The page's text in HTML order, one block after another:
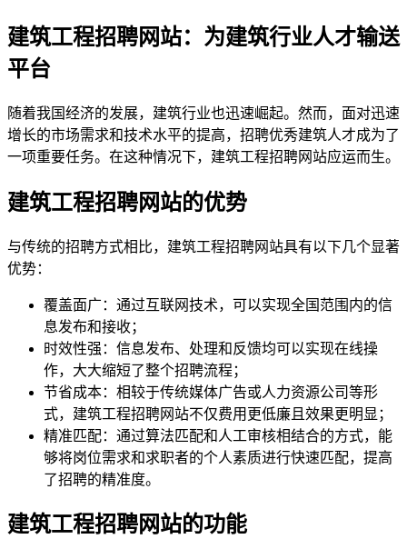
建筑工程招聘网站：为建筑行业人才输送
平台
随着我国经济的发展，建筑行业也迅速崛起。然而，面对迅速
增长的市场需求和技术水平的提高，招聘优秀建筑人才成为了
一项重要任务。在这种情况下，建筑工程招聘网站应运而生。
建筑工程招聘网站的优势
与传统的招聘方式相比，建筑工程招聘网站具有以下几个显著
优势：
覆盖面广：通过互联网技术，可以实现全国范围内的信
息发布和接收；
时效性强：信息发布、处理和反馈均可以实现在线操
作，大大缩短了整个招聘流程；
节省成本：相较于传统媒体广告或人力资源公司等形
式，建筑工程招聘网站不仅费用更低廉且效果更明显；
精准匹配：通过算法匹配和人工审核相结合的方式，能
够将岗位需求和求职者的个人素质进行快速匹配，提高
了招聘的精准度。
建筑工程招聘网站的功能